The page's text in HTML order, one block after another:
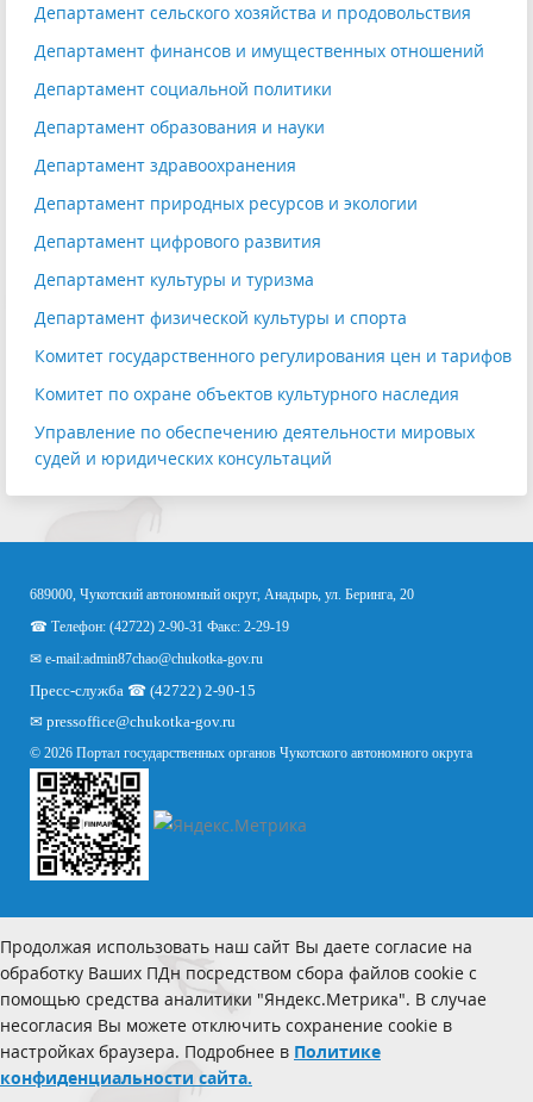
Департамент сельского хозяйства и продовольствия
Департамент финансов и имущественных отношений
Департамент социальной политики
Департамент образования и науки
Департамент здравоохранения
Департамент природных ресурсов и экологии
Департамент цифрового развития
Департамент культуры и туризма
Департамент физической культуры и спорта
Комитет государственного регулирования цен и тарифов
Комитет по охране объектов культурного наследия
Управление по обеспечению деятельности мировых
судей и юридических консультаций
689000, Чукотский автономный округ, Анадырь, ул. Беринга, 20
☎ Телефон: (42722) 2-90-31 Факс: 2-29-19
✉ e-mail:admin87chao@chukotka-gov.ru
Пресс-служба ☎ (42722) 2-90-15
✉ pressoffice@chukotka-gov.ru
© 2026 Портал государственных органов Чукотского автономного округа
Продолжая использовать наш сайт Вы даете согласие на
обработку Ваших ПДн посредством сбора файлов cookie с
помощью средства аналитики "Яндекс.Метрика". В случае
несогласия Вы можете отключить сохранение cookie в
настройках браузера. Подробнее в Политике
конфиденциальности сайта.